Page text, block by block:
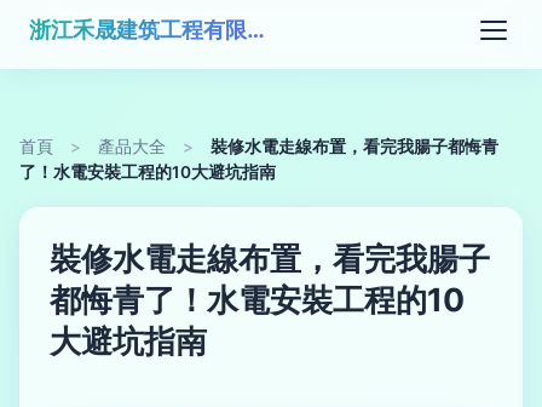
浙江禾晟建筑工程有限公司
首頁 > 產品大全 >
裝修水電走線布置，看完我腸子都悔青
了！水電安裝工程的10大避坑指南
裝修水電走線布置，看完我腸子
都悔青了！水電安裝工程的10
大避坑指南